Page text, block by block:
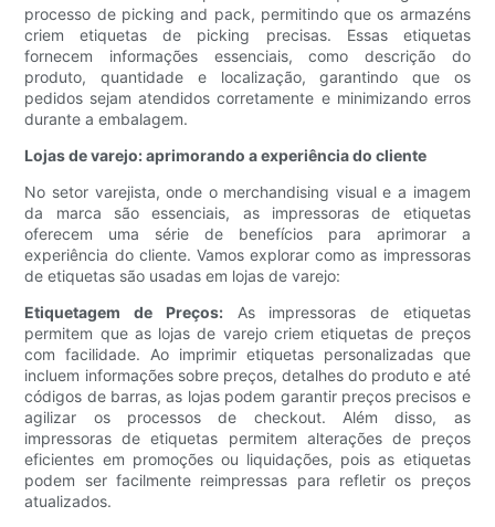
processo de picking and pack, permitindo que os armazéns
criem etiquetas de picking precisas. Essas etiquetas
fornecem informações essenciais, como descrição do
produto, quantidade e localização, garantindo que os
pedidos sejam atendidos corretamente e minimizando erros
durante a embalagem.
Lojas de varejo: aprimorando a experiência do cliente
No setor varejista, onde o merchandising visual e a imagem
da marca são essenciais, as impressoras de etiquetas
oferecem uma série de benefícios para aprimorar a
experiência do cliente. Vamos explorar como as impressoras
de etiquetas são usadas em lojas de varejo:
Etiquetagem de Preços:As impressoras de etiquetas
permitem que as lojas de varejo criem etiquetas de preços
com facilidade. Ao imprimir etiquetas personalizadas que
incluem informações sobre preços, detalhes do produto e até
códigos de barras, as lojas podem garantir preços precisos e
agilizar os processos de checkout. Além disso, as
impressoras de etiquetas permitem alterações de preços
eficientes em promoções ou liquidações, pois as etiquetas
podem ser facilmente reimpressas para refletir os preços
atualizados.